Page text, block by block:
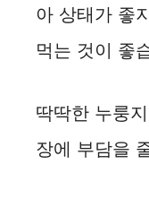
아 상태가 좋
먹는 것이 좋
딱딱한 누룽
장에 부담을